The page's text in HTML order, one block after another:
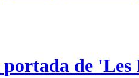
portada de